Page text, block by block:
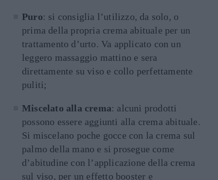
Puro: si consiglia l’utilizzo, da solo, o
prima della propria crema abituale per un
trattamento d’urto. Va applicato con un
leggero massaggio mattino e sera
direttamente su viso e collo perfettamente
puliti;
Miscelato alla crema: alcuni prodotti
possono essere aggiunti alla crema abituale.
Si miscelano poche gocce con la crema sul
palmo della mano e si prosegue come
d’abitudine con l’applicazione della crema
sul viso, per un effetto booster e